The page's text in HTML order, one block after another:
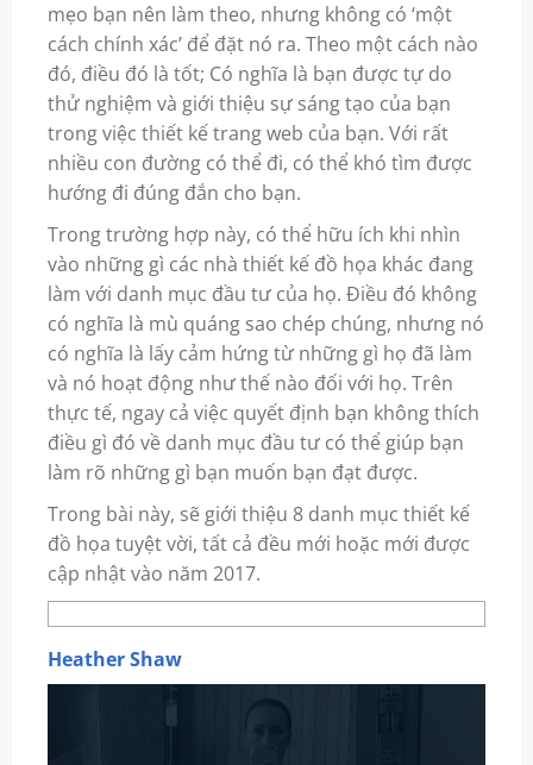
mẹo bạn nên làm theo, nhưng không có ‘một
cách chính xác’ để đặt nó ra. Theo một cách nào
đó, điều đó là tốt; Có nghĩa là bạn được tự do
thử nghiệm và giới thiệu sự sáng tạo của bạn
trong việc thiết kếtrang web của bạn. Với rất
nhiều con đường có thể đi, có thể khó tìm được
hướng đi đúng đắn cho bạn.
Trong trường hợp này, có thể hữu ích khi nhìn
vào những gì các nhà thiết kế đồ họa khác đang
làm với danh mục đầu tư của họ. Điều đó không
có nghĩa là mù quáng sao chép chúng, nhưng nó
có nghĩa là lấy cảm hứng từ những gì họ đã làm
và nó hoạt động như thế nào đối với họ. Trên
thực tế, ngay cả việc quyết định bạn không thích
điều gì đó về danh mục đầu tư có thể giúp bạn
làm rõ những gì bạn muốn bạn đạt được.
Trong bài này, sẽ giới thiệu 8 danh mục thiết kế
đồ họa tuyệt vời, tất cả đều mới hoặc mới được
cập nhật vào năm 2017.
Heather Shaw